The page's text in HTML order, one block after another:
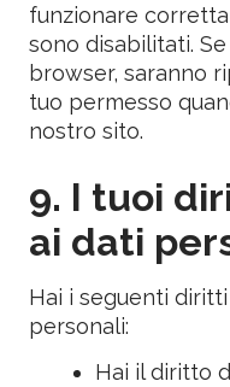
funzionare
sono disabilitati.
browser, saranno
tuo permesso
nostro sito.
9. I tuoi
ai dati
Hai i seguenti
personali:
Hai il diritto